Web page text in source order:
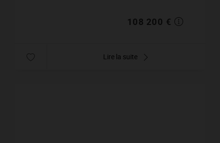
108 200 €
Lire la suite